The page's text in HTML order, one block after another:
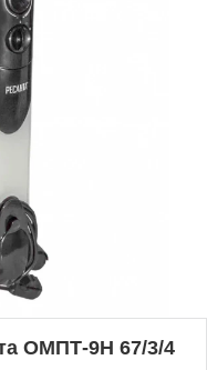
ОМПТ-9Н 67/3/4